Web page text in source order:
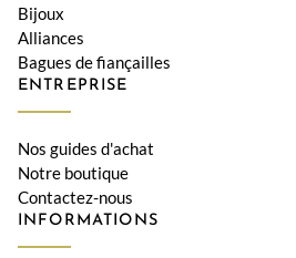
Bijoux
Alliances
Bagues de fiançailles
ENTREPRISE
Nos guides d'achat
Notre boutique
Contactez-nous
INFORMATIONS